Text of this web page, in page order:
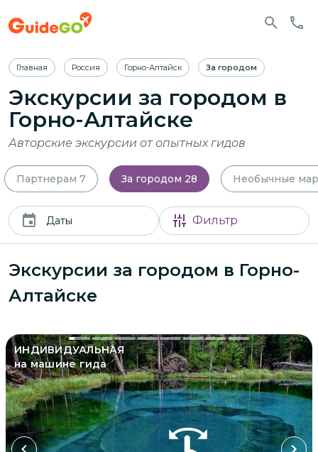
Главная Россия Горно-Алтайск За городом
Экскурсии за городом в
Горно-Алтайске
Авторские экскурсии от опытных гидов
Партнерам 7 За городом 28 Необычные
Даты Фильтр
Экскурсии за городом в Горно-
Алтайске
ИНДИВИДУАЛЬНАЯ
на машине гида